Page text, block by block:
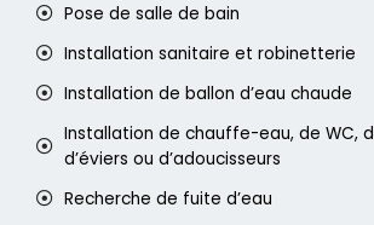
Pose de salle de bain
Installation sanitaire et robinetterie
Installation de ballon d’eau chaude
Installation de chauffe-eau, de WC,
d’éviers ou d’adoucisseurs
Recherche de fuite d’eau